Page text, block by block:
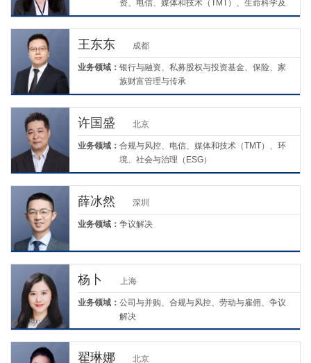
资、电信、媒体和技术（TMT）、生命科学及
医疗
王东东 成都
业务领域： 银行与融资、私募股权与投资基金、保险、家
族财富管理与传承
许国盛 北京
业务领域： 合规与风控、电信、媒体和技术（TMT）、环
境、社会与治理（ESG）
薛冰然 深圳
业务领域： 争议解决
杨卜 上海
业务领域： 公司与并购、合规与风控、劳动与雇佣、争议
解决
翟琳娜 北京